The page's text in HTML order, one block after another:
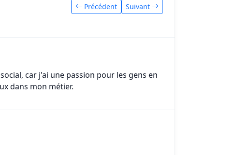
Précédent Suivant
car j'ai une passion pour les gens en
dans mon métier.